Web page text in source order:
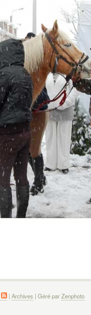
| Archives | Géré parZenphoto